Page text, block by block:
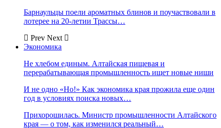
Барнаульцы поели ароматных блинов и поучаствовали в
лотерее на 20-летии Трассы…
Prev Next
Экономика
Не хлебом единым. Алтайская пищевая и
перерабатывающая промышленность ищет новые ниши
И не одно «Но!» Как экономика края прожила еще один
год в условиях поиска новых…
Прихорошилась. Министр промышленности Алтайского
края — о том, как изменился реальный…